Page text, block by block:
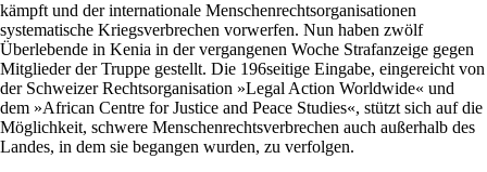
kämpft und der internationale Menschenrechtsorganisationen
systematische Kriegsverbrechen vorwerfen. Nun haben zwölf
Überlebende in Kenia in der vergangenen Woche Strafanzeige gegen
Mitglieder der Truppe gestellt. Die 196seitige Eingabe, eingereicht von
der Schweizer Rechtsorganisation »Legal Action Worldwide« und
dem »African Centre for Justice and Peace Studies«, stützt sich auf die
Möglichkeit, schwere Menschenrechtsverbrechen auch außerhalb des
Landes, in dem sie begangen wurden, zu verfolgen.